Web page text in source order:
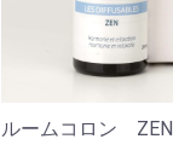
ルームコロン ZEN